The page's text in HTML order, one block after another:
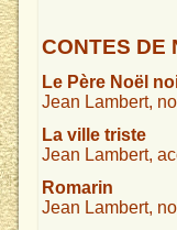
CONTES DE
Le Père Noël
Jean Lambert,
La ville triste
Jean Lambert,
Romarin
Jean Lambert,